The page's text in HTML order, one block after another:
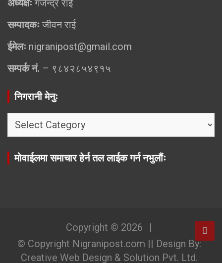
अध्यक्षःगजेन्द्र राई
सम्पादकःजीवन राई
ईमेलः nigranipost@gmail.com
सम्पर्क नं. – ९८४२८५४९१५
निगरानी मेनुः
निगरानी
मोवाईलमा समाचार हेर्न तल लाईक गर्न नभुलौंः
Copyright © 2026
© Copyright Nigranipost.com || Design By:
Creative Web Design & Solution Pvt. Ltd.